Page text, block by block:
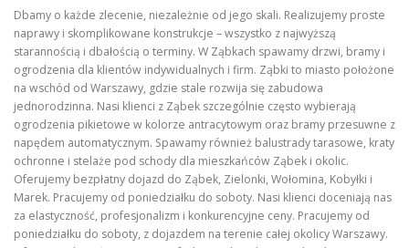
Dbamy o każde zlecenie, niezależnie od jego skali. Realizujemy proste
naprawy i skomplikowane konstrukcje – wszystko z najwyższą
starannością i dbałością o terminy. W Ząbkach spawamy drzwi, bramy i
ogrodzenia dla klientów indywidualnych i firm. Ząbki to miasto położone
na wschód od Warszawy, gdzie stale rozwija się zabudowa
jednorodzinna. Nasi klienci z Ząbek szczególnie często wybierają
ogrodzenia pikietowe w kolorze antracytowym oraz bramy przesuwne z
napędem automatycznym. Spawamy również balustrady tarasowe, kraty
ochronne i stelaże pod schody dla mieszkańców Ząbek i okolic.
Oferujemy bezpłatny dojazd do Ząbek, Zielonki, Wołomina, Kobyłki i
Marek. Pracujemy od poniedziałku do soboty. Nasi klienci doceniają nas
za elastyczność, profesjonalizm i konkurencyjne ceny. Pracujemy od
poniedziałku do soboty, z dojazdem na terenie całej okolicy Warszawy.